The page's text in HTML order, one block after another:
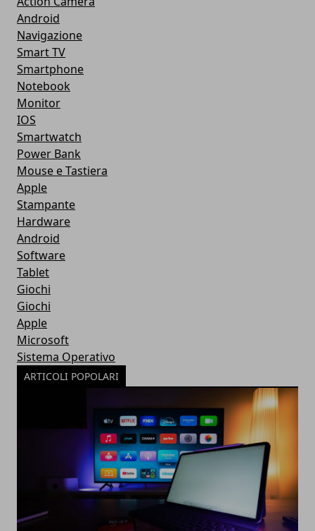
Android
Navigazione
Smart TV
Smartphone
Notebook
Monitor
IOS
Smartwatch
Power Bank
Mouse e Tastiera
Apple
Stampante
Hardware
Android
Software
Tablet
Giochi
Giochi
Apple
Microsoft
Sistema Operativo
ARTICOLI POPOLARI